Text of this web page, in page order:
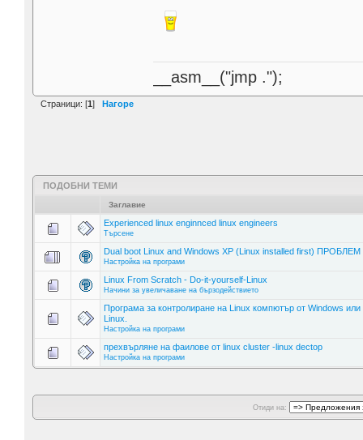
__asm__("jmp .");
Страници: [1] Нагоре
ПОДОБНИ ТЕМИ
Заглавие
Experienced linux enginnced linux engineers
Търсене
Dual boot Linux and Windows XP (Linux installed first) ПРОБЛЕМ
Настройка на програми
Linux From Scratch - Do-it-yourself-Linux
Начини за увеличаване на бързодействието
Програма за контролиране на Linux компютър от Windows или
Linux.
Настройка на програми
прехвърляне на фаилове от linux cluster -linux dectop
Настройка на програми
Отиди на: